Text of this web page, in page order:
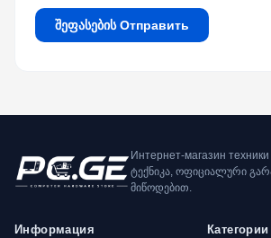
შეფასების Отправить
Интернет-магазин
ტექნიკა, ოფიციალური
მიწოდებით.
Информация Категории